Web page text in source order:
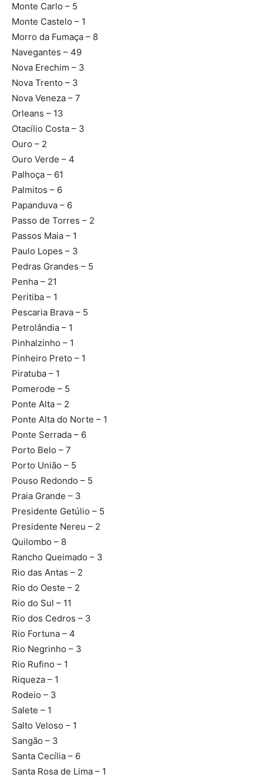
Monte Carlo – 5
Monte Castelo – 1
Morro da Fumaça – 8
Navegantes – 49
Nova Erechim – 3
Nova Trento – 3
Nova Veneza – 7
Orleans – 13
Otacílio Costa – 3
Ouro – 2
Ouro Verde – 4
Palhoça – 61
Palmitos – 6
Papanduva – 6
Passo de Torres – 2
Passos Maia – 1
Paulo Lopes – 3
Pedras Grandes – 5
Penha – 21
Peritiba – 1
Pescaria Brava – 5
Petrolândia – 1
Pinhalzinho – 1
Pinheiro Preto – 1
Piratuba – 1
Pomerode – 5
Ponte Alta – 2
Ponte Alta do Norte – 1
Ponte Serrada – 6
Porto Belo – 7
Porto União – 5
Pouso Redondo – 5
Praia Grande – 3
Presidente Getúlio – 5
Presidente Nereu – 2
Quilombo – 8
Rancho Queimado – 3
Rio das Antas – 2
Rio do Oeste – 2
Rio do Sul – 11
Rio dos Cedros – 3
Rio Fortuna – 4
Rio Negrinho – 3
Rio Rufino – 1
Riqueza – 1
Rodeio – 3
Salete – 1
Salto Veloso – 1
Sangão – 3
Santa Cecília – 6
Santa Rosa de Lima – 1